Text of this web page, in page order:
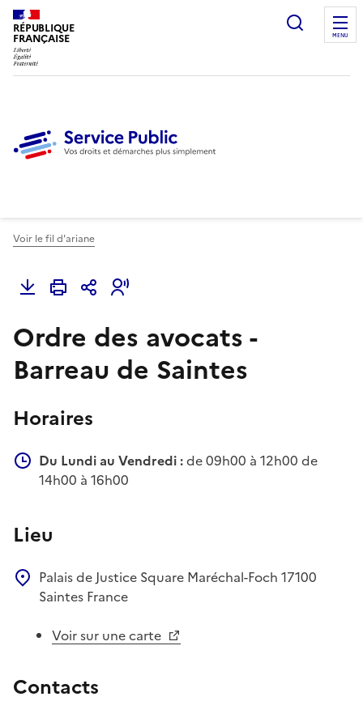
RÉPUBLIQUE
FRANÇAISE
Ouvrir
MENU
Voir le fil d'ariane
Ordre des avocats -
Barreau de Saintes
Horaires
Du Lundi au Vendredi :de 09h00 à 12h00 de
14h00 à 16h00
Lieu
Palais de Justice Square Maréchal-Foch 17100
Saintes France
Voir sur une carte
Contacts